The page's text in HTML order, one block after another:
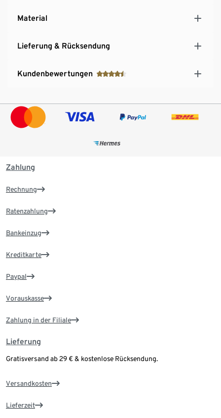
Material
Lieferung & Rücksendung
Kundenbewertungen
Zahlung
Rechnung
Ratenzahlung
Bankeinzug
Kreditkarte
Paypal
Vorauskasse
Zahlung in der Filiale
Lieferung
Gratisversand ab 29 € & kostenlose Rücksendung.
Versandkosten
Lieferzeit